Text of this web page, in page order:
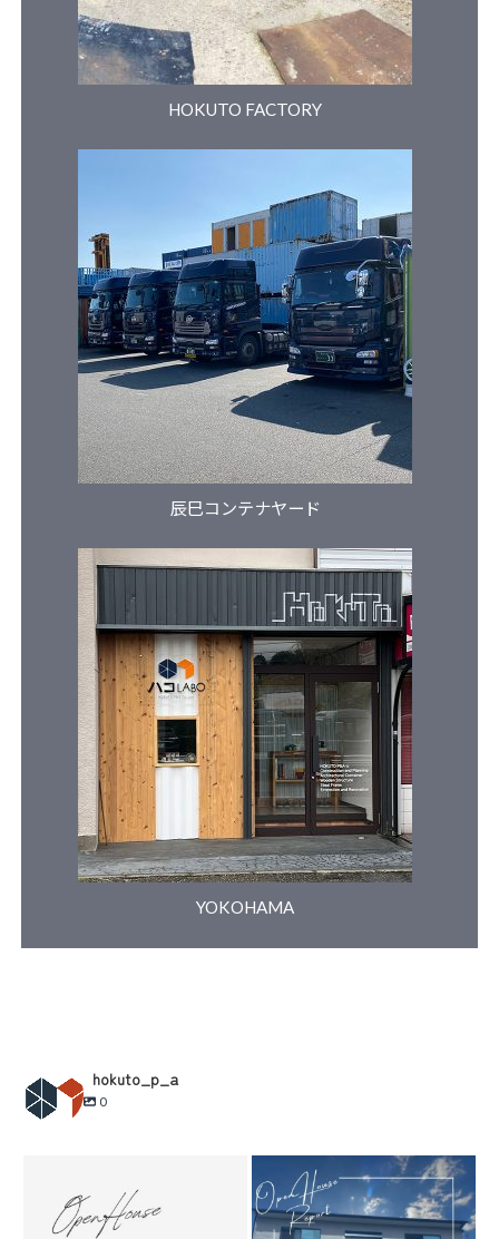
HOKUTO FACTORY
辰巳コンテナヤード
​YOKOHAMA
hokuto_p_a
0